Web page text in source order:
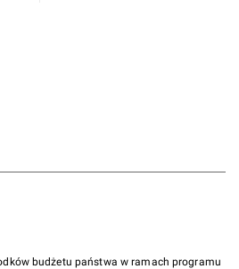
budżetu państwa w ramach programu